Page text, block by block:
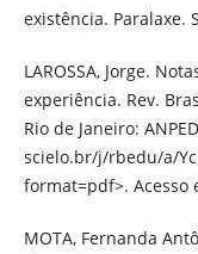
existência. Paralaxe.
LAROSSA, Jorge.
experiência. Rev.
Rio de Janeiro:
scielo.br/j/rbedu/a/
format=pdf>. Acesso
MOTA, Fernanda